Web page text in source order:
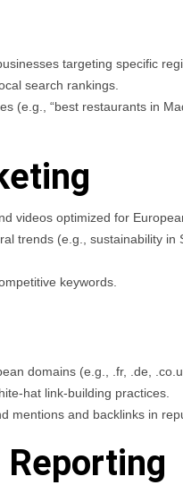
targeting specific
search rankings.
(e.g., “best restaurants in
videos optimized for
trends (e.g., sustainability in
keywords.
domains (e.g., .fr, .de,
hat link-building practices.
mentions and backlinks in